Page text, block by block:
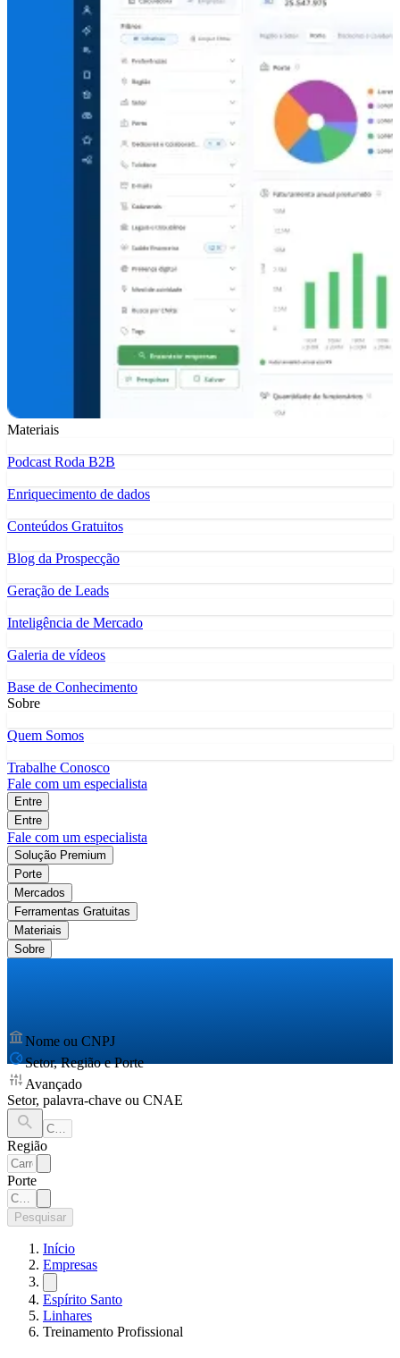
Materiais
Podcast Roda B2B
Enriquecimento de dados
Conteúdos Gratuitos
Blog da Prospecção
Geração de Leads
Inteligência de Mercado
Galeria de vídeos
Base de Conhecimento
Sobre
Quem Somos
Trabalhe Conosco
Fale com um especialista
Entre
Entre
Fale com um especialista
Solução Premium
Porte
Mercados
Ferramentas Gratuitas
Materiais
Sobre
Nome ou CNPJ
Setor, Região e Porte
Avançado
Setor, palavra-chave ou CNAE
Região
Porte
Pesquisar
Início
Empresas
Espírito Santo
Linhares
Treinamento Profissional